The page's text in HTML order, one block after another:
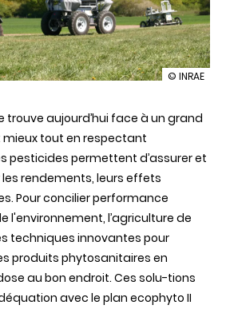
illustration
précision,
-
© INRAE
trouve aujourd’hui face à un grand
mieux tout en respectant
pesticides permettent d’assurer et
rendements, leurs effets
Pour concilier performance
l'environnement, l’agriculture de
techniques innovantes pour
produits phytosanitaires en
au bon endroit. Ces solu-tions
avec le plan ecophyto II